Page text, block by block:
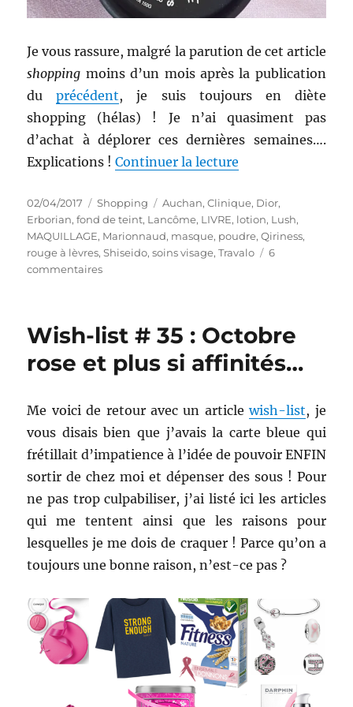
Je vous rassure, malgré la parution de cet article
shopping moins d’un mois après la publication
duprécédent, je suis toujours en diète
shopping (hélas) ! Je n’ai quasiment pas
d’achat à déplorer ces dernières semaines….
Explications !Continuer la lecture
Publié
le
02/04/2017 Catégories
Shopping Étiquettes
Auchan,Clinique, Dior,
Erborian,fond de teint, Lancôme, LIVRE, lotion, Lush,
MAQUILLAGE, Marionnaud, masque, poudre,Qiriness,
rouge à lèvres,Shiseido,soins visage,Travalo
6
commentairessur
:
/
Auchan
&
autres
Wish-list # 35 : Octobre
rose et plus si affinités…
Me voici de retour avec un articlewish-list, je
vous disais bien que j’avais la carte bleue qui
frétillait d’impatience à l’idée de pouvoir ENFIN
sortir de chez moi et dépenser des sous ! Pour
ne pas trop culpabiliser, j’ai listé ici les articles
qui me tentent ainsi que les raisons pour
lesquelles je me dois de craquer ! Parce qu’on a
toujours une bonne raison, n’est-ce pas ?